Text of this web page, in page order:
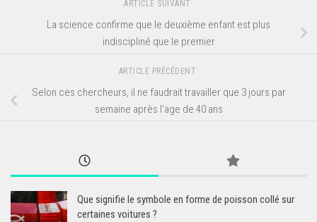
ARTICLE SUIVANT
La science confirme que le deuxième enfant est plus
indiscipliné que le premier
ARTICLE PRÉCÉDENT
Selon ces chercheurs, il ne faudrait travailler que 3 jours par
semaine après l’age de 40 ans
Que signifie le symbole en forme de poisson collé sur
certaines voitures ?